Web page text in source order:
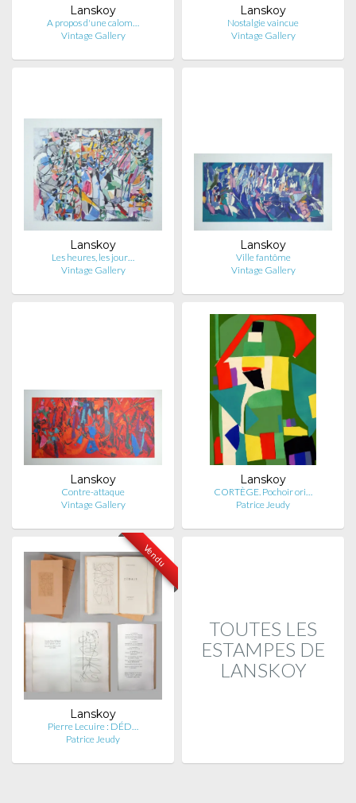
Lanskoy
A propos d'une calom…
Vintage Gallery
Lanskoy
Nostalgie vaincue
Vintage Gallery
Lanskoy
Les heures, les jour…
Vintage Gallery
Lanskoy
Ville fantôme
Vintage Gallery
Lanskoy
Contre-attaque
Vintage Gallery
Lanskoy
CORTÈGE. Pochoir ori…
Patrice Jeudy
Vendu
Lanskoy
Pierre Lecuire : DÉD…
Patrice Jeudy
TOUTES LES
ESTAMPES DE
LANSKOY